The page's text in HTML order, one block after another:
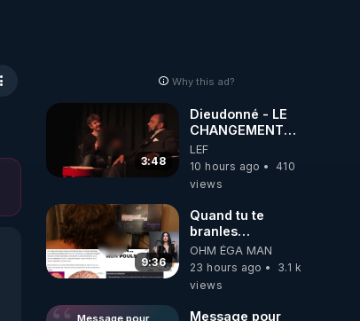
Why this ad?
3:48
Dieudonné - LE
CHANGEMENT
C'EST
MAINTENANT
LEF
10 hours ago
410
views
9:36
Quand tu te
branles
bonhomme tu
émets des ondes
ils ont juste omis
OHM ÉGA MAN
23 hours ago
3.1 k
views
Message pour
Message pour